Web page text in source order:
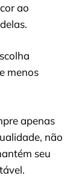
ao
menos
apenas
não
seu